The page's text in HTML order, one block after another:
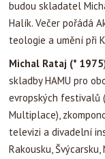
budou skladatel
Halík. Večer pořádá
teologie a umění při
Michal Rataj (* 1975
skladby HAMU pro
evropských festivalů
Multiplace),
televizi a divadelní
Rakousku,